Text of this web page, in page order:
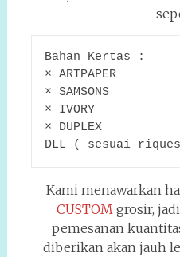
Bahan Kertas :
× ARTPAPER
× SAMSONS
× IVORY
× DUPLEX
DLL ( sesuai
Kami menawarkan
CUSTOM grosir,
pemesanan
diberikan akan jauh